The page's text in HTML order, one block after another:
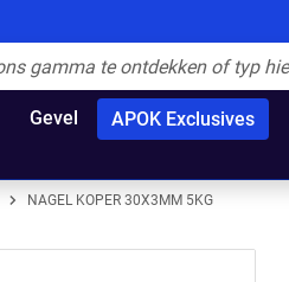
Gevel APOK Exclusives
NAGEL KOPER 30X3MM 5KG